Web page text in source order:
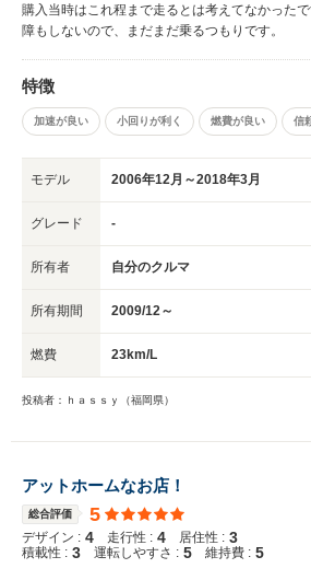
購入当時はこれ程まで走るとは考えてなかった
障もしないので、まだまだ乗るつもりです。
特徴
加速が良い 小回りが利く 燃費が良い 信
モデル 2006年12月～2018年3月
グレード -
所有者 自分のクルマ
所有期間 2009/12～
燃費 23km/L
投稿者：ｈａｓｓｙ（福岡県）
アットホームなお店！
総合評価 5
デザイン : 4 走行性 : 4 居住性 : 3
積載性 : 3 運転しやすさ : 5 維持費 : 5